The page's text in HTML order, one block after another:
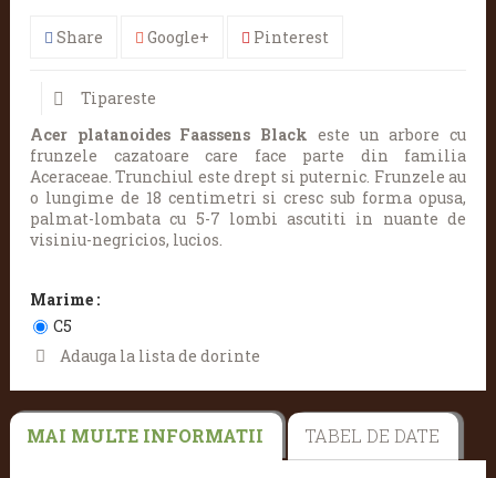
Share Google+ Pinterest
Tipareste
Acer platanoides Faassens Black este un arbore cu
frunzele cazatoare care face parte din familia
Aceraceae. Trunchiul este drept si puternic. Frunzele au
o lungime de 18 centimetri si cresc sub forma opusa,
palmat-lombata cu 5-7 lombi ascutiti in nuante de
visiniu-negricios, lucios.
Marime :
C5
Adauga la lista de dorinte
MAI MULTE INFORMATII TABEL DE DATE